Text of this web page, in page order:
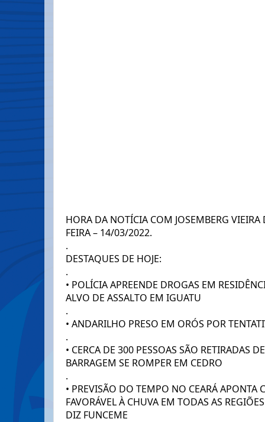
HORA DA NOTÍCIA COM JOSEMBERG VIEIRA
FEIRA – 14/03/2022.
.
DESTAQUES DE HOJE:
.
• POLÍCIA APREENDE DROGAS EM
ALVO DE ASSALTO EM IGUATU
.
• ANDARILHO PRESO EM ORÓS POR
.
• CERCA DE 300 PESSOAS SÃO RETIRADAS
BARRAGEM SE ROMPER EM CEDRO
.
• PREVISÃO DO TEMPO NO CEARÁ APONTA
FAVORÁVEL À CHUVA EM TODAS AS
DIZ FUNCEME